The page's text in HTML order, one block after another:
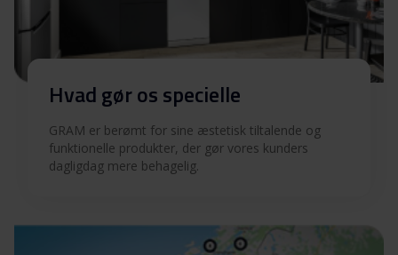
Hvad gør os specielle
GRAM er berømt for sine æstetisk tiltalende og
funktionelle produkter, der gør vores kunders
dagligdag mere behagelig.